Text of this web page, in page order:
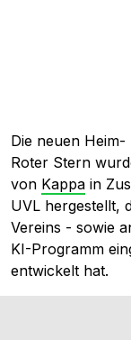
Die neuen
Roter Stern
von Kappa in
UVL hergestellt,
Vereins - sowie
KI-Programm
entwickelt hat.